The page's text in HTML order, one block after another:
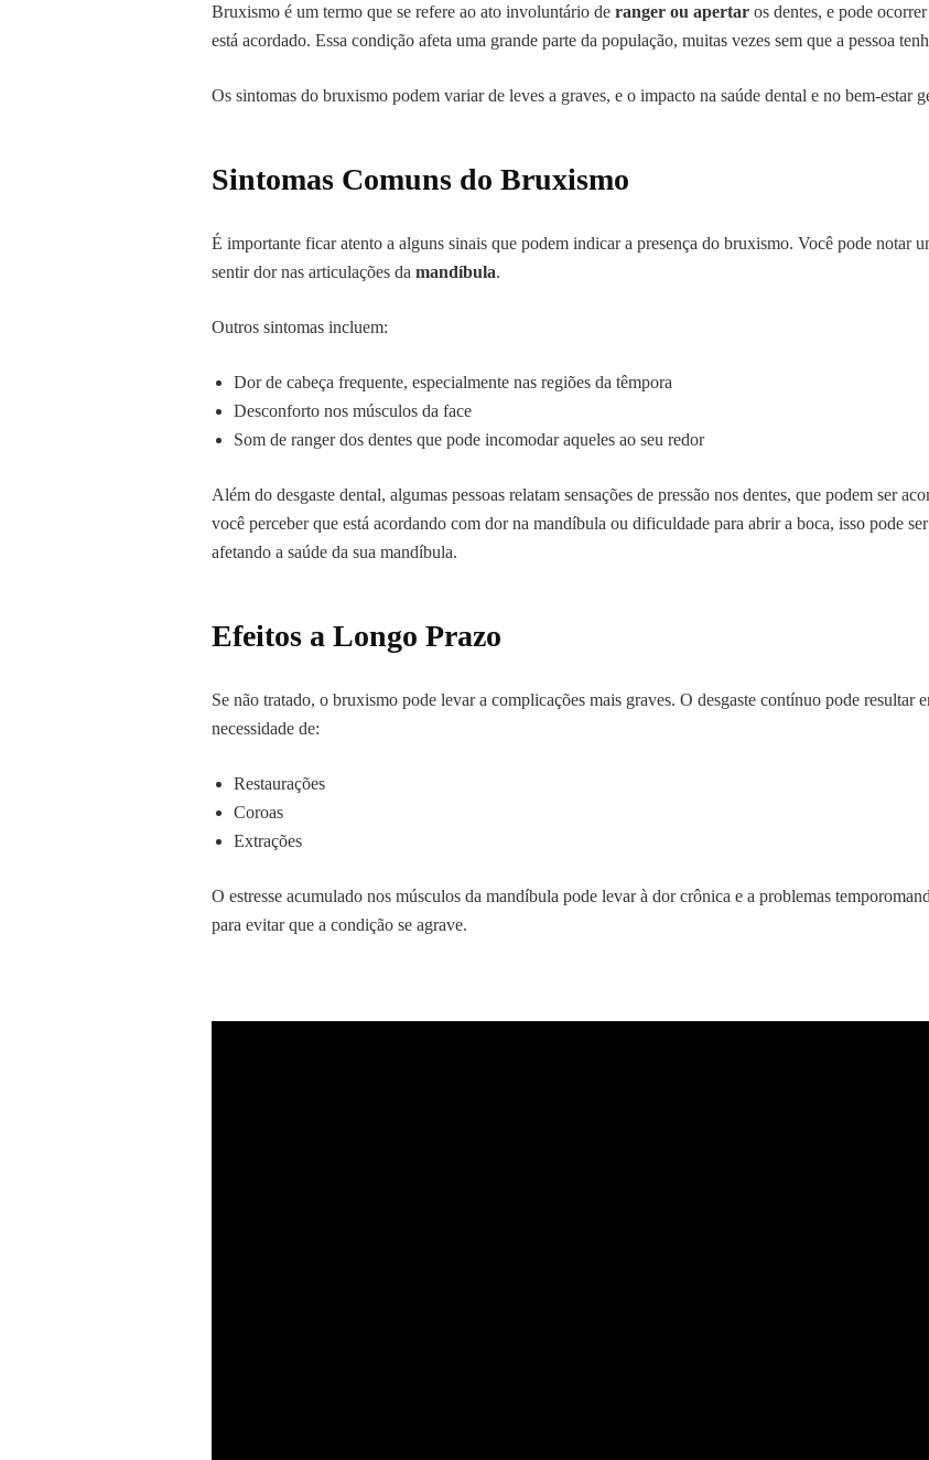
Bruxismo é um termo que se refere ao ato involuntário de ranger ou apertar os dentes, e pode
está acordado. Essa condição afeta uma grande parte da população, muitas vezes sem que a pessoa
Os sintomas do bruxismo podem variar de leves a graves, e o impacto na saúde dental e no bem-estar
Sintomas Comuns do Bruxismo
É importante ficar atento a alguns sinais que podem indicar a presença do bruxismo. Você pode notar
sentir dor nas articulações da mandíbula.
Outros sintomas incluem:
Dor de cabeça frequente, especialmente nas regiões da têmpora
Desconforto nos músculos da face
Som de ranger dos dentes que pode incomodar aqueles ao seu redor
Além do desgaste dental, algumas pessoas relatam sensações de pressão nos dentes, que podem ser
você perceber que está acordando com dor na mandíbula ou dificuldade para abrir a boca, isso pode
afetando a saúde da sua mandíbula.
Efeitos a Longo Prazo
Se não tratado, o bruxismo pode levar a complicações mais graves. O desgaste contínuo pode resultar
necessidade de:
Restaurações
Coroas
Extrações
O estresse acumulado nos músculos da mandíbula pode levar à dor crônica e a problemas
para evitar que a condição se agrave.